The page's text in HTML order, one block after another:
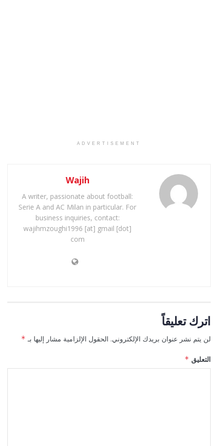
ADVERTISEMENT
Wajih
A writer, passionate about football:
Serie A and AC Milan in particular. For
business inquiries, contact:
wajihmzoughi1996 [at] gmail [dot]
com
اترك تعليقاً
لن يتم نشر عنوان بريدك الإلكتروني. الحقول الإلزامية مشار إليها بـ *
التعليق *